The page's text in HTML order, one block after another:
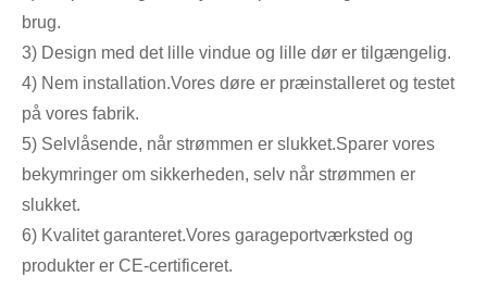
brug.
3) Design med det lille vindue og lille dør er tilgængelig.
4) Nem installation.Vores døre er præinstalleret og testet
på vores fabrik.
5) Selvlåsende, når strømmen er slukket.Sparer vores
bekymringer om sikkerheden, selv når strømmen er
slukket.
6) Kvalitet garanteret.Vores garageportværksted og
produkter er CE-certificeret.